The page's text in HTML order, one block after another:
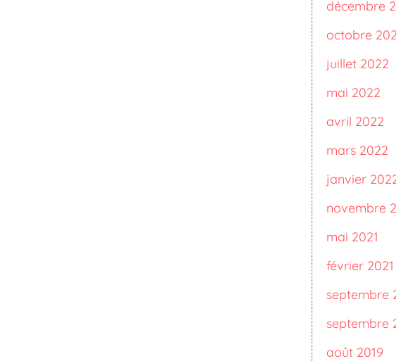
décembre
octobre
juillet 2022
mai 2022
avril 2022
mars 2022
janvier
novembre
mai 2021
février 2021
septembre
septembre
août 2019